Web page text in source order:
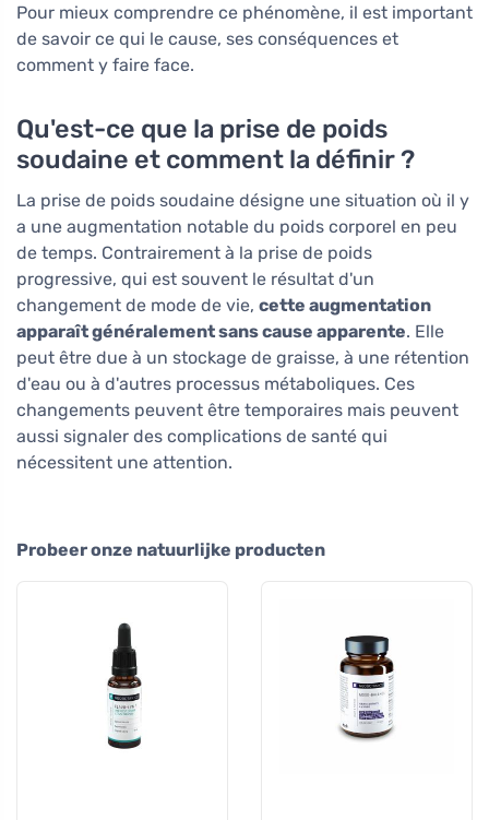
Pour mieux comprendre ce phénomène, il est important
de savoir ce qui le cause, ses conséquences et
comment y faire face.
Qu'est-ce que la prise de poids
soudaine et comment la définir ?
La prise de poids soudaine désigne une situation où il y
a une augmentation notable du poids corporel en peu
de temps. Contrairement à la prise de poids
progressive, qui est souvent le résultat d'un
changement de mode de vie, cette augmentation
apparaît généralement sans cause apparente. Elle
peut être due à un stockage de graisse, à une rétention
d'eau ou à d'autres processus métaboliques. Ces
changements peuvent être temporaires mais peuvent
aussi signaler des complications de santé qui
nécessitent une attention.
Probeer onze natuurlijke producten